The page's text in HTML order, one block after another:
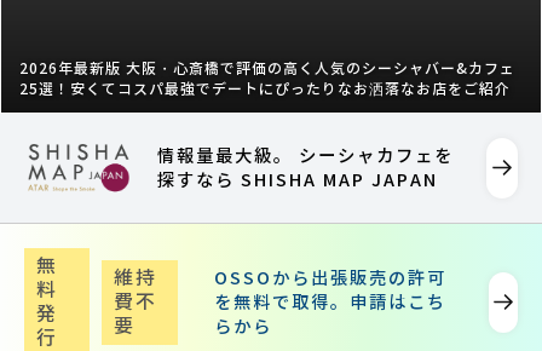
2026年最新版 大阪・心斎橋で評価の高く人気のシーシャバー&カフェ
25選！安くてコスパ最強でデートにぴったりなお洒落なお店をご紹介
情報量最大級。 シーシャカフェを
探すなら SHISHA MAP JAPAN
無
料
発
行
維持
費不
要
OSSOから出張販売の許可
を無料で取得。申請はこち
らから